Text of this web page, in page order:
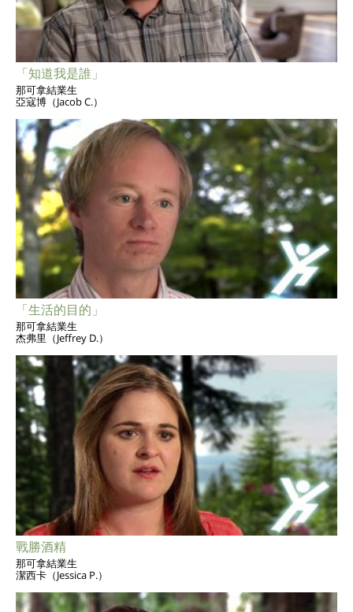
「知道我是誰」
那可拿結業生
亞寇博（Jacob C.）
「生活的目的」
那可拿結業生
杰弗里（Jeffrey D.）
戰勝酒精
那可拿結業生
潔西卡（Jessica P.）